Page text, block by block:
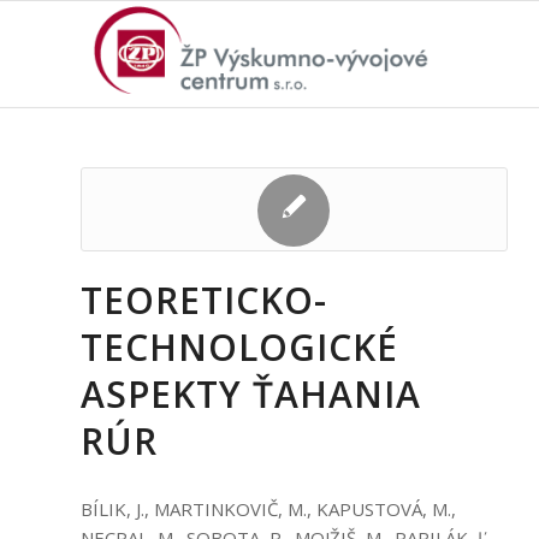
TEORETICKO-
TECHNOLOGICKÉ
ASPEKTY ŤAHANIA
RÚR
BÍLIK, J., MARTINKOVIČ, M., KAPUSTOVÁ, M.,